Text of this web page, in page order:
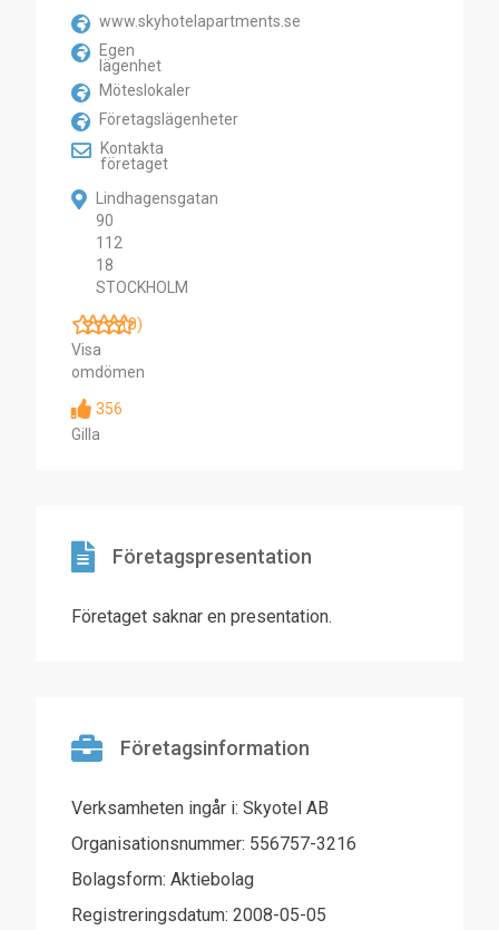
www.skyhotelapartments.se
Egen
lägenhet
Möteslokaler
Företagslägenheter
Kontakta
företaget
Lindhagensgatan
90
112
18
STOCKHOLM
(0)
Visa
omdömen
356
Gilla
Företagspresentation
Företaget saknar en presentation.
Företagsinformation
Verksamheten ingår i: Skyotel AB
Organisationsnummer: 556757-3216
Bolagsform: Aktiebolag
Registreringsdatum: 2008-05-05